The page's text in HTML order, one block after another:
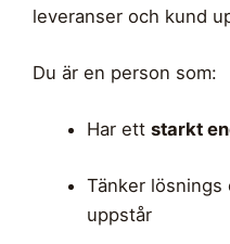
leveranser och kund
Du är en person som:
Har ett starkt
Tänker
uppstår